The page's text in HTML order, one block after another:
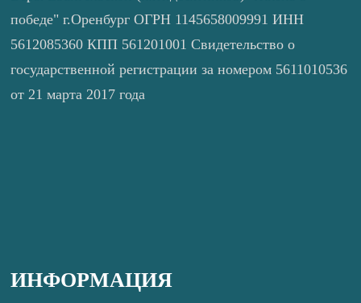
победе" г.Оренбург ОГРН 1145658009991 ИНН
5612085360 КПП 561201001 Свидетельство о
государственной регистрации за номером 5611010536
от 21 марта 2017 года
ИНФОРМАЦИЯ